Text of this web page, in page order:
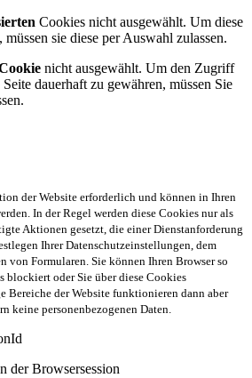
Cookies nicht ausgewählt. Um diese
sie diese per Auswahl zulassen.
nicht ausgewählt. Um den Zugriff
dauerhaft zu gewähren, müssen Sie
der Website erforderlich und können in Ihren
In der Regel werden diese Cookies nur als
Aktionen gesetzt, die einer Dienstanforderung
Ihrer Datenschutzeinstellungen, dem
von Formularen. Sie können Ihren Browser so
blockiert oder Sie über diese Cookies
Bereiche der Website funktionieren dann aber
keine personenbezogenen Daten.
der Browsersession